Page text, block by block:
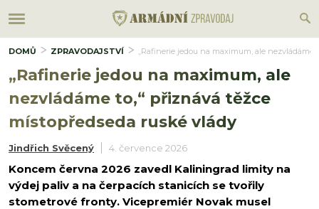
DOMŮ ZPRAVODAJSTVÍ „Rafinerie jedou na maximum, ale nezvládáme
„Rafinerie jedou na maximum, ale
nezvládáme to,“ přiznává těžce
místopředseda ruské vlády
Jindřich Svěcený 4. července 2026
Koncem června 2026 zavedl Kaliningrad limity na
výdej paliv a na čerpacích stanicích se tvořily
stometrové fronty. Vicepremiér Novak musel